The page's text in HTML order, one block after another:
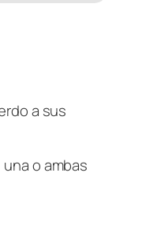
a sus
o ambas